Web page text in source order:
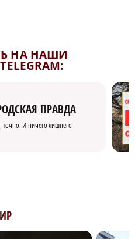
НА НАШИ
ПРАВДА
точно. И ничего лишнего